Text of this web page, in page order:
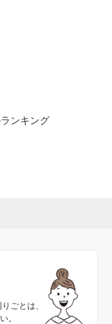
ンキング
ごとは、
。